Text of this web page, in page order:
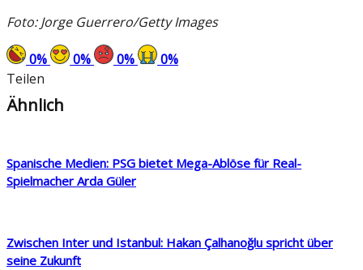
Foto: Jorge Guerrero/Getty Images
0% 0% 0% 0%
Teilen
Ähnlich
Spanische Medien: PSG bietet Mega-Ablöse für Real-
Spielmacher Arda Güler
Zwischen Inter und Istanbul: Hakan Çalhanoğlu spricht über
seine Zukunft